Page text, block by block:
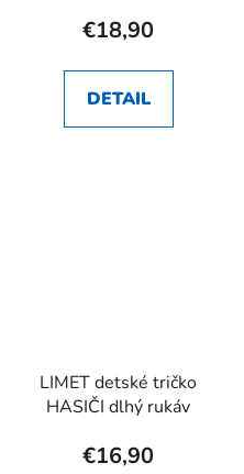
€18,90
DETAIL
LIMET detské tričko
HASIČI dlhý rukáv
€16,90